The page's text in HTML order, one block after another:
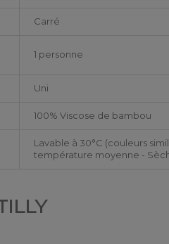
Carré
1 personne
Uni
100% Viscose de bambou
Lavable à 30°C (couleurs
température moyenne -